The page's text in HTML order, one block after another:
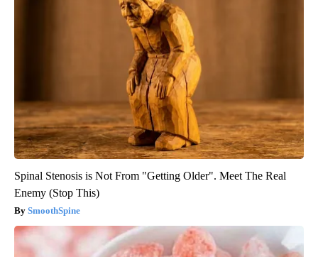
Spinal Stenosis is Not From "Getting Older". Meet The Real
Enemy (Stop This)
SmoothSpine